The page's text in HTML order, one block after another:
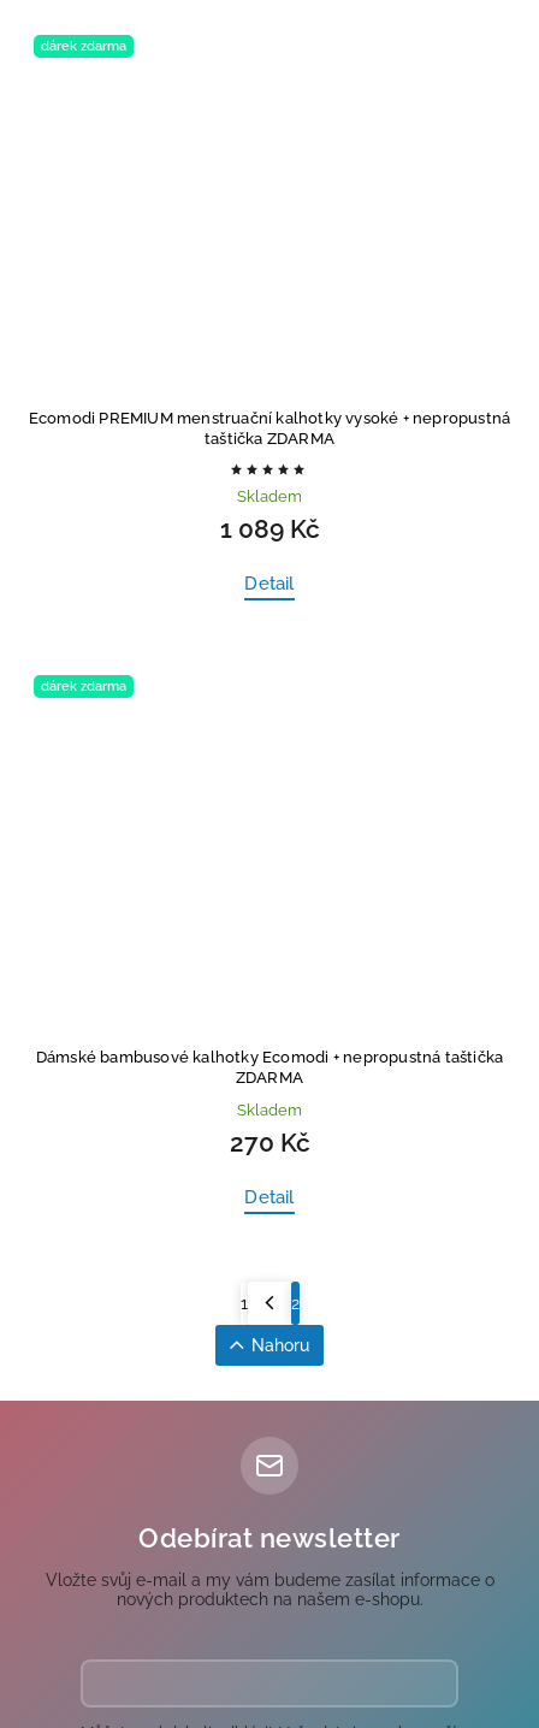
dárek zdarma
Ecomodi PREMIUM menstruační kalhotky vysoké + nepropustná
taštička ZDARMA
Skladem
1 089 Kč
Detail
dárek zdarma
Dámské bambusové kalhotky Ecomodi + nepropustná taštička
ZDARMA
Skladem
270 Kč
Detail
1 2
Nahoru
Odebírat newsletter
Vložte svůj e-mail a my vám budeme zasílat informace o
nových produktech na našem e-shopu.